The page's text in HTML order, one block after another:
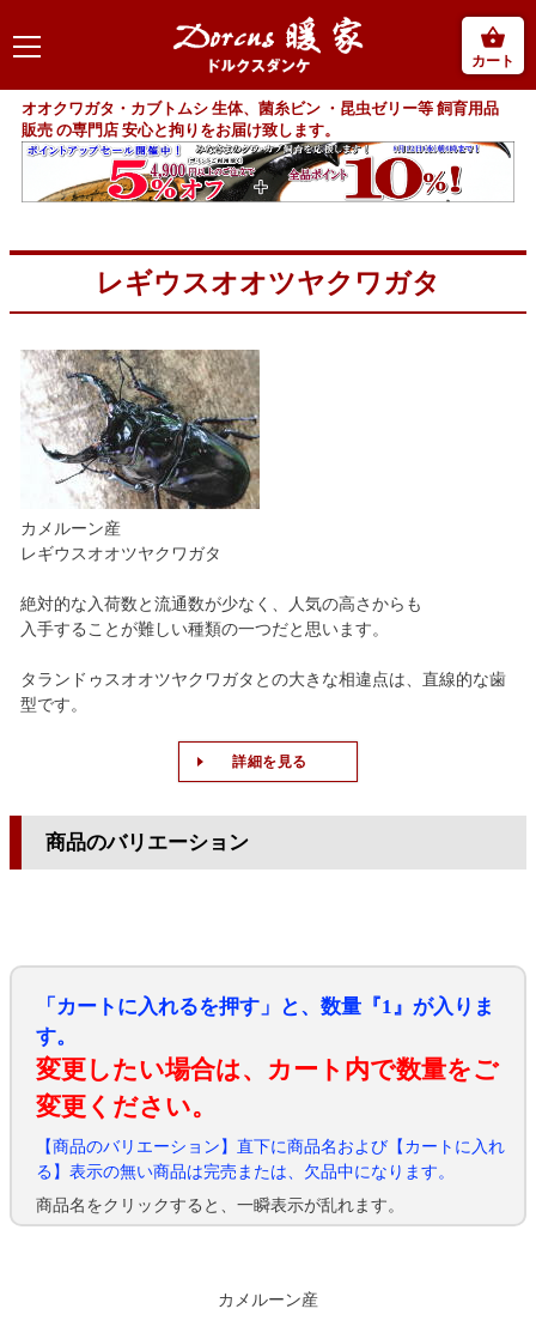
カート
オオクワガタ・カブトムシ 生体、菌糸ビン ・昆虫ゼリー等 飼育用品
販売 の専門店 安心と拘りをお届け致します。
レギウスオオツヤクワガタ
カメルーン産
レギウスオオツヤクワガタ
絶対的な入荷数と流通数が少なく、人気の高さからも
入手することが難しい種類の一つだと思います。
タランドゥスオオツヤクワガタとの大きな相違点は、直線的な歯
型です。
詳細を見る
商品のバリエーション
「カートに入れるを押す」と、数量『1』が入りま
す。
変更したい場合は、カート内で数量をご
変更ください。
【商品のバリエーション】直下に商品名および【カートに入れ
る】表示の無い商品は完売または、欠品中になります。
商品名をクリックすると、一瞬表示が乱れます。
カメルーン産